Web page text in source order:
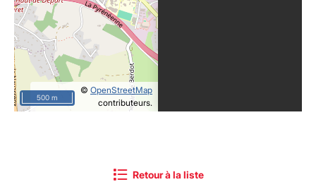
© OpenStreetMap
contributeurs.
500 m
Retour à la liste